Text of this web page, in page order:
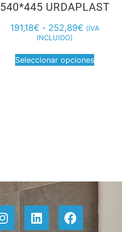
540*445 URDAPLAST
191,18€ - 252,89€ (IVA
INCLUIDO)
Seleccionar opciones